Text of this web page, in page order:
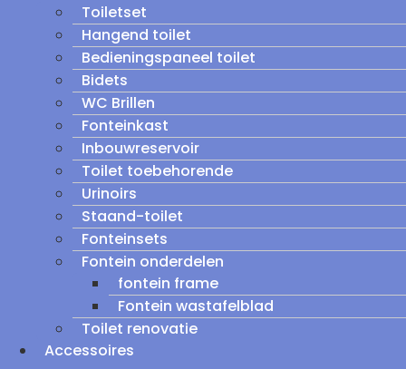
Toiletset
Hangend toilet
Bedieningspaneel toilet
Bidets
WC Brillen
Fonteinkast
Inbouwreservoir
Toilet toebehorende
Urinoirs
Staand-toilet
Fonteinsets
Fontein onderdelen
fontein frame
Fontein wastafelblad
Toilet renovatie
Accessoires